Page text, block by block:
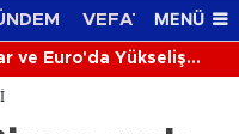
VEFAT EDENLER
MENÜ
ve Euro'da Yükseliş